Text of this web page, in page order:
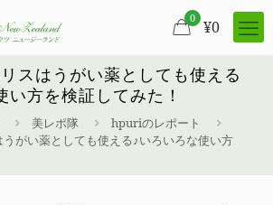
0 ¥0
スはうがい薬としても使える
い方を検証してみた！
美レポ隊
hpuriのレポート
がい薬としても使える♪いろいろな使い方